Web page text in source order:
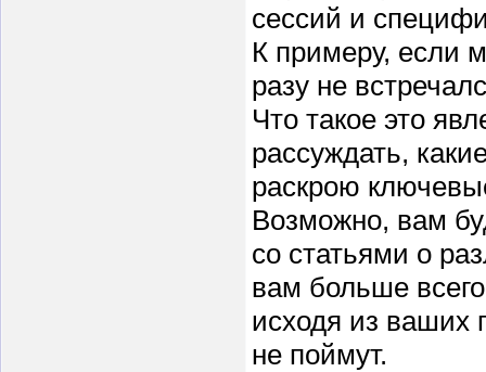
сессий и
К примеру, если
разу не
Что такое это
рассуждать,
раскрою
Возможно, вам
со статьями о
вам больше
исходя из ваших
не поймут.